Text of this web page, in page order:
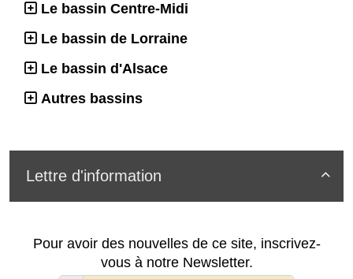
Le bassin Centre-Midi
Le bassin de Lorraine
Le bassin d'Alsace
Autres bassins

Lettre d'information
Pour avoir des nouvelles de ce site, inscrivez-
vous à notre Newsletter.